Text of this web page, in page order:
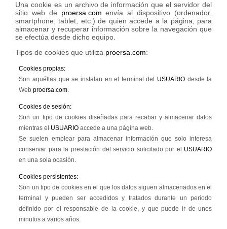
Una cookie es un archivo de información que el servidor del
sitio web de proersa.com envía al dispositivo (ordenador,
smartphone, tablet, etc.) de quien accede a la página, para
almacenar y recuperar información sobre la navegación que
se efectúa desde dicho equipo.
Tipos de cookies que utiliza proersa.com:
Cookies propias:
Son aquéllas que se instalan en el terminal del USUARIO desde la
Webproersa.com.
Cookies de sesión:
Son un tipo de cookies diseñadas para recabar y almacenar datos
mientras el USUARIO accede a una página web.
Se suelen emplear para almacenar información que solo interesa
conservar para la prestación del servicio solicitado por el USUARIO
en una sola ocasión.
Cookies persistentes:
Son un tipo de cookies en el que los datos siguen almacenados en el
terminal y pueden ser accedidos y tratados durante un periodo
definido por el responsable de la cookie, y que puede ir de unos
minutos a varios años.